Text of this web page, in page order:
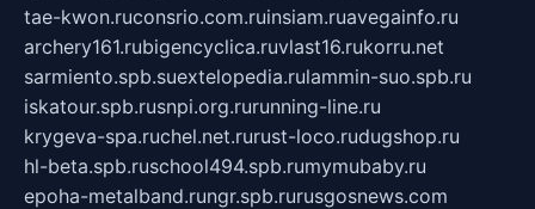
tae-kwon.ruconsrio.com.ruinsiam.ruavegainfo.ru
archery161.rubigencyclica.ruvlast16.rukorru.net
sarmiento.spb.suextelopedia.rulammin-suo.spb.ru
iskatour.spb.rusnpi.org.rurunning-line.ru
krygeva-spa.ruchel.net.rurust-loco.rudugshop.ru
hl-beta.spb.ruschool494.spb.rumymubaby.ru
epoha-metalband.rungr.spb.rurusgosnews.com